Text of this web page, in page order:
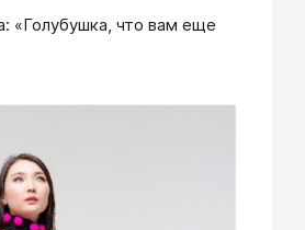
«Голубушка, что вам еще